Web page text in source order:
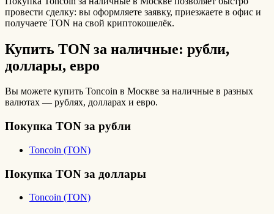
провести сделку: вы оформляете заявку, приезжаете в офис и
получаете TON на свой криптокошелёк.
Купить TON за наличные: рубли,
доллары, евро
Вы можете купить Toncoin в Москве за наличные в разных
валютах — рублях, долларах и евро.
Покупка TON за рубли
Toncoin (TON)
Покупка TON за доллары
Toncoin (TON)